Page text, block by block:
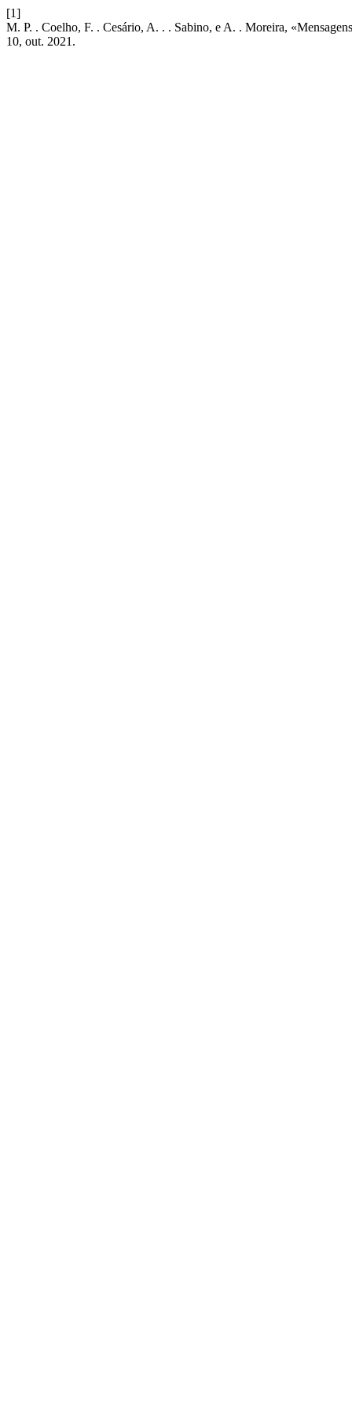
[1]
M. P. . Coelho, F. . Cesário, A. . . Sabino, e A. . Moreira,
10, out. 2021.